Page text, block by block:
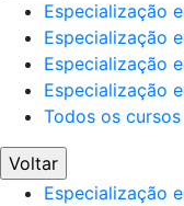
Especialização
Especialização
Especialização
Especialização
Todos os cursos
Voltar
Especialização